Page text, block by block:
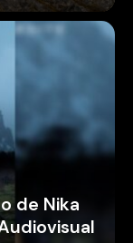
de Nika